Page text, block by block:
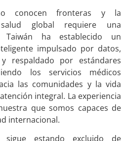
conocen fronteras y la
global requiere una
Taiwán ha establecido un
impulsado por datos,
respaldado por estándares
los servicios médicos
las comunidades y la vida
integral. La experiencia
que somos capaces de
internacional.
sigue estando excluido de